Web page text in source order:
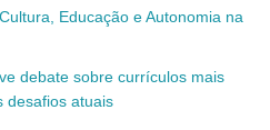
Educação e Autonomia na
debate sobre currículos mais
desafios atuais